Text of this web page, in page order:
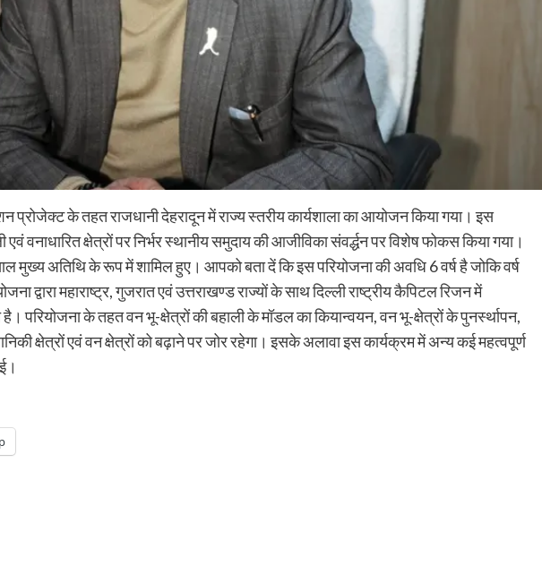
प्रोजेक्ट के तहत राजधानी देहरादून में राज्य स्तरीय कार्यशाला का आयोजन किया गया। इस
एवं वनाधारित क्षेत्रों पर निर्भर स्थानीय समुदाय की आजीविका संवर्द्धन पर विशेष फोकस किया गया।
मुख्य अतिथि के रूप में शामिल हुए। आपको बता दें कि इस परियोजना की अवधि 6 वर्ष है जोकि वर्ष
द्वारा महाराष्ट्र, गुजरात एवं उत्तराखण्ड राज्यों के साथ दिल्ली राष्ट्रीय कैपिटल रिजन में
है। परियोजना के तहत वन भू-क्षेत्रों की बहाली के मॉडल का कियान्वयन, वन भू-क्षेत्रों के पुनर्स्थापन,
क्षेत्रों एवं वन क्षेत्रों को बढ़ाने पर जोर रहेगा। इसके अलावा इस कार्यक्रम में अन्य कई महत्वपूर्ण